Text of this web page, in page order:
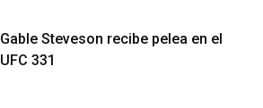
Gable Steveson recibe pelea en el
UFC 331